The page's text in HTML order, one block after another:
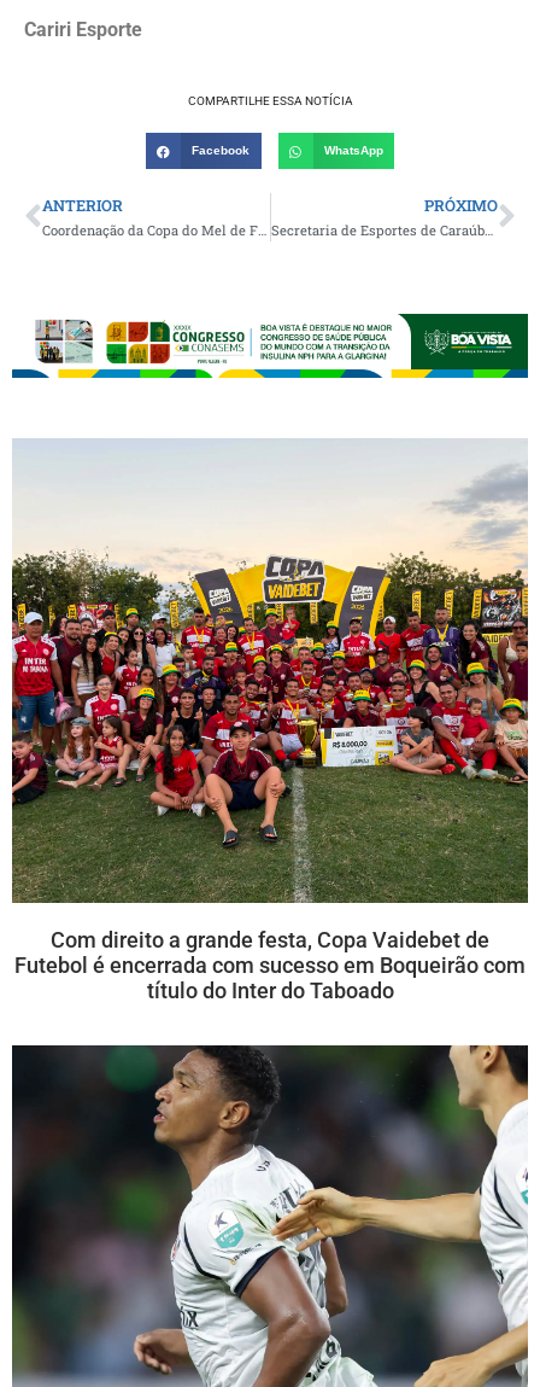
Cariri Esporte
COMPARTILHE ESSA NOTÍCIA
Facebook WhatsApp
ANTERIOR PRÓXIMO
Secretaria de Esportes de Caraúbas vistoria condições do Estádio Municipal de Futebol e inicia serviços de melhorias e manutenção
Com direito a grande festa, Copa Vaidebet de
Futebol é encerrada com sucesso em Boqueirão com
título do Inter do Taboado